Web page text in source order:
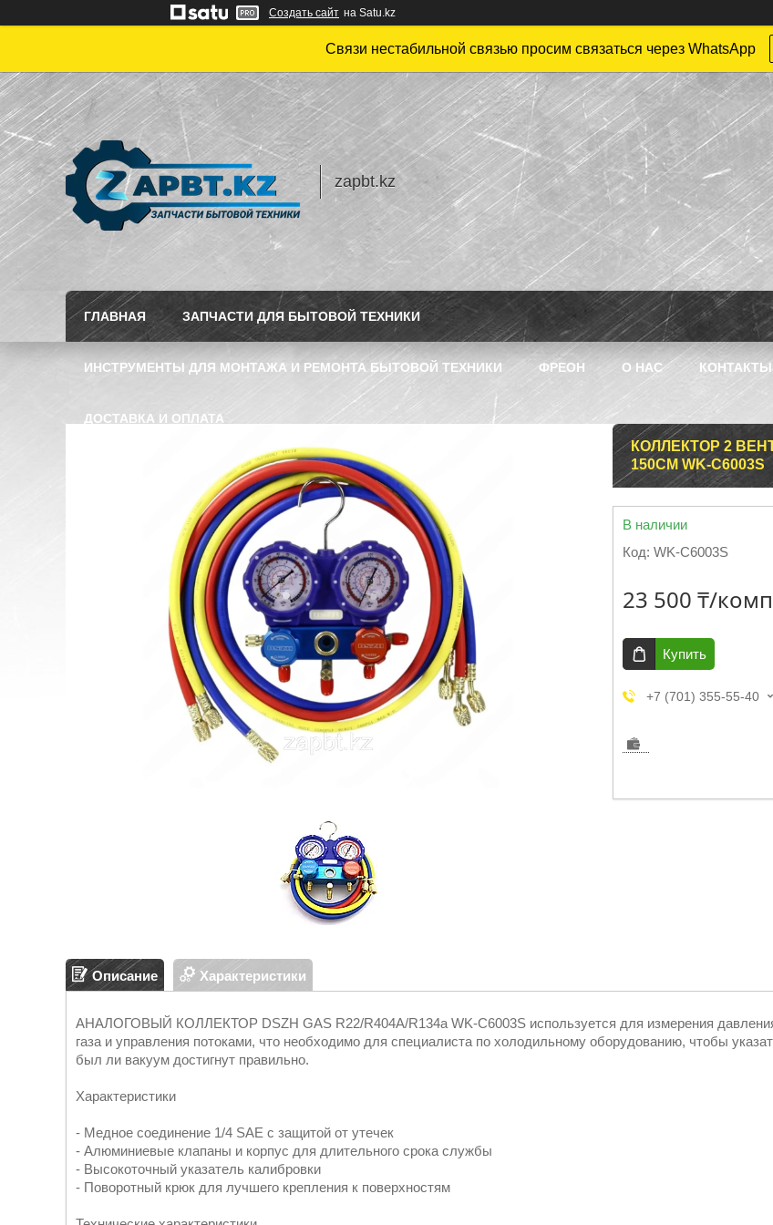
Создать сайт на Satu.kz
Связи нестабильной связью просим связаться через WhatsApp
zapbt.kz
ГЛАВНАЯ ЗАПЧАСТИ ДЛЯ БЫТОВОЙ ТЕХНИКИ
ИНСТРУМЕНТЫ ДЛЯ МОНТАЖА И РЕМОНТА БЫТОВОЙ ТЕХНИКИ ФРЕОН О НАС КОНТАКТЫ
ДОСТАВКА И ОПЛАТА
КОЛЛЕКТОР 2
150СМ WK-C6003S
В наличии
Код: WK-C6003S
23 500 ₸/
Купить
+7 (701) 355-55-40
Описание Характеристики
АНАЛОГОВЫЙ КОЛЛЕКТОР DSZH GAS R22/R404A/R134a WK-C6003S используется для измерения
газа и управления потоками, что необходимо для специалиста по холодильному оборудованию, чтобы
был ли вакуум достигнут правильно.
Характеристики
- Медное соединение 1/4 SAE с защитой от утечек
- Алюминиевые клапаны и корпус для длительного срока службы
- Высокоточный указатель калибровки
- Поворотный крюк для лучшего крепления к поверхностям